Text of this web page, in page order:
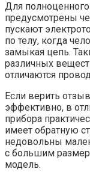
Для
предусмотрены
пускают
по телу, когда
замыкая цепь.
различных
отличаются
Если верить
эффективно, в
прибора
имеет обратную
недовольны
с большим
модель.